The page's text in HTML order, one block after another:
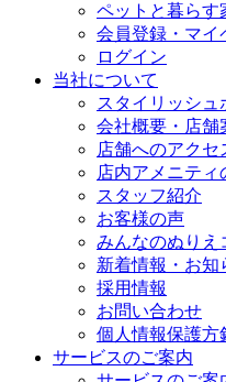
ペットと暮らす
会員登録・マイ
ログイン
当社について
スタイリッシュ
会社概要・店舗
店舗へのアクセ
店内アメニティ
スタッフ紹介
お客様の声
みんなのぬりえ
新着情報・お知
採用情報
お問い合わせ
個人情報保護方
サービスのご案内